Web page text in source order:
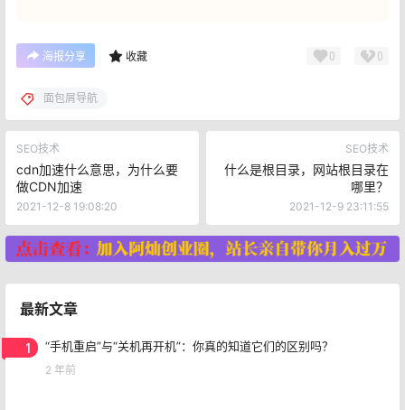
海报分享 收藏 0 0
面包屑导航
SEO技术
cdn加速什么意思，为什么要
做CDN加速
2021-12-8 19:08:20
SEO技术
什么是根目录，网站根目录在
哪里？
2021-12-9 23:11:55
最新文章
1 “手机重启”与“关机再开机”：你真的知道它们的区别吗？
2 年前